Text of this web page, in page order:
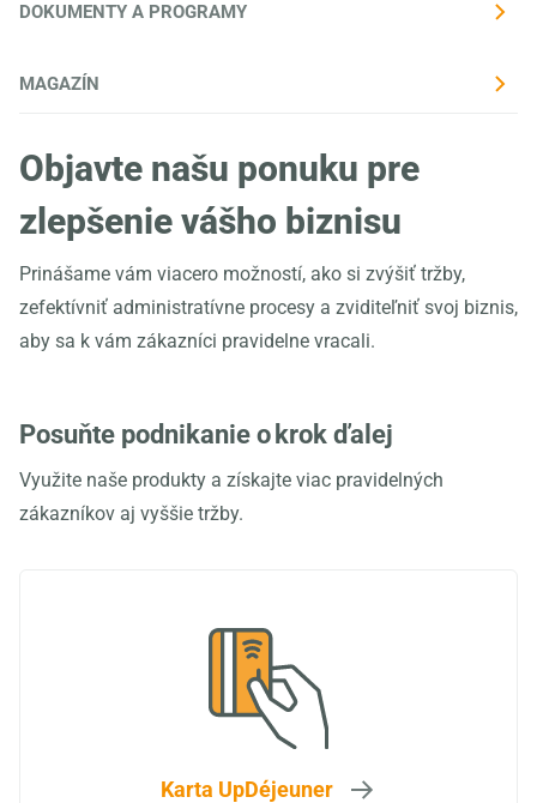
DOKUMENTY A PROGRAMY
MAGAZÍN
Objavte našu ponuku pre
zlepšenie vášho biznisu
Prinášame vám viacero možností, ako si zvýšiť tržby,
zefektívniť administratívne procesy a zviditeľniť svoj biznis,
aby sa k vám zákazníci pravidelne vracali.
Posuňte podnikanie o krok ďalej
Využite naše produkty a získajte viac pravidelných
zákazníkov aj vyššie tržby.
Karta UpDéjeuner